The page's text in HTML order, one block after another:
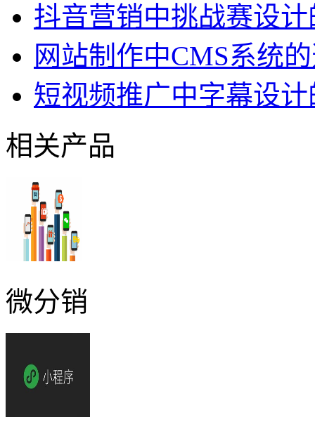
抖音营销中挑战赛设
网站制作中CMS系统
短视频推广中字幕设
相关产品
微分销